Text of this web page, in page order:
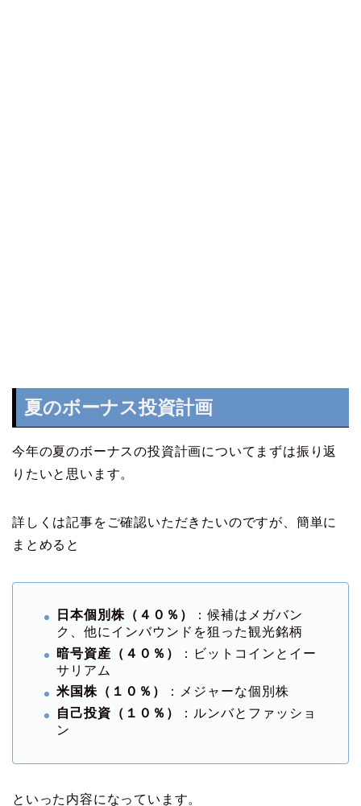
夏のボーナス投資計画
今年の夏のボーナスの投資計画についてまずは振り返
りたいと思います。
詳しくは記事をご確認いただきたいのですが、簡単に
まとめると
日本個別株（４０％）
：候補はメガバン
ク、他にインバウンドを狙った観光銘柄
暗号資産（４０％）
：ビットコインとイー
サリアム
米国株（１０％）
：メジャーな個別株
自己投資（１０％）
：ルンバとファッショ
ン
といった内容になっています。